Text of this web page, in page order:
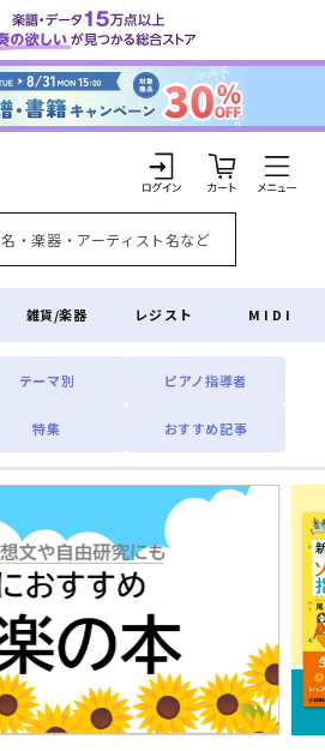
ロ
グ
イ
ン
カ
ー
ト
テーマ別 ピアノ指導者
特集 おすすめ記事
雑貨/楽器 レジスト MIDI